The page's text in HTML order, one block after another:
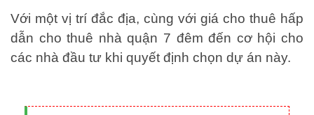
Với một vị trí đắc địa, cùng với giá cho thuê hấp
dẫn cho thuê nhà quận 7 đêm đến cơ hội cho
các nhà đầu tư khi quyết định chọn dự án này.